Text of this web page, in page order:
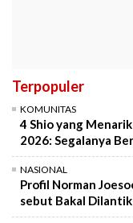
Terpopuler
KOMUNITAS
4 Shio yang
2026: Segalanya
NASIONAL
Profil Norman
sebut Bakal Dilantik